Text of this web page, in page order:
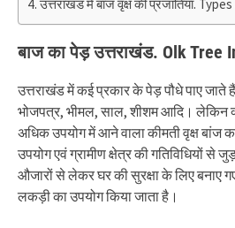
उत्तराखंड में बांज वृक्ष की प्रजातियां.
बाज का पेड़ उत्तराखंड. Olk Tree
उत्तराखंड में कई प्रकार के पेड़ पौधे पाए जाते
भोजपत्र, भीमल, साल, शीशम आदि। लेकिन
अधिक उपयोग में आने वाला कीमती वृक्ष बांज
उपयोग एवं ग्रामीण क्षेत्र की गतिविधियों से
औजारों से लेकर घर की सुरक्षा के लिए बनाए
लकड़ी का उपयोग किया जाता है।